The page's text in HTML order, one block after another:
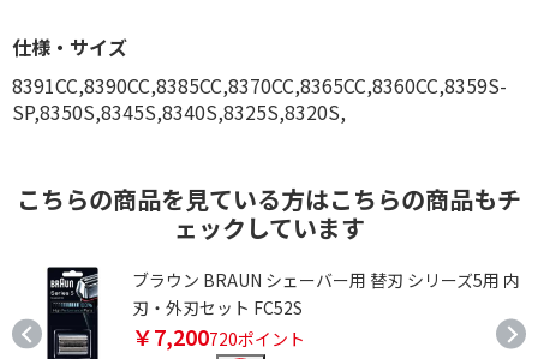
仕様・サイズ
8391CC,8390CC,8385CC,8370CC,8365CC,8360CC,8359S-
SP,8350S,8345S,8340S,8325S,8320S,
こちらの商品を見ている方はこちらの商品もチ
ェックしています
ブラウン BRAUN シェーバー用 替刃 シリーズ5用 内
刃・外刃セット FC52S
￥7,200720ポイント